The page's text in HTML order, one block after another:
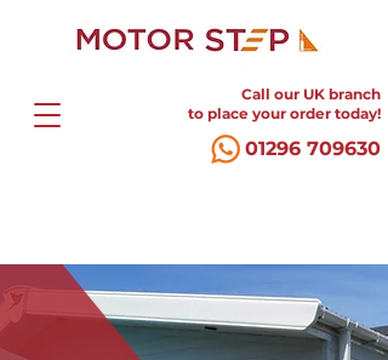
Call our UK branch
to place your order today!
01296 709630